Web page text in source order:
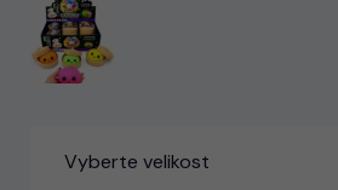
Vyberte velikost